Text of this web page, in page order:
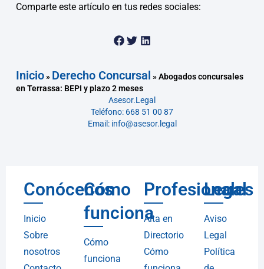
Comparte este artículo en tus redes sociales:
Inicio» Derecho Concursal »Abogados concursales
en Terrassa: BEPI y plazo 2 meses
Asesor.Legal
Teléfono: 668 51 00 87
Email: info@asesor.legal
Conócenos
Inicio
Sobre
nosotros
Cómo
funciona
Cómo
funciona
Profesionales
Alta en
Directorio
Cómo
Legal
Aviso
Legal
Política